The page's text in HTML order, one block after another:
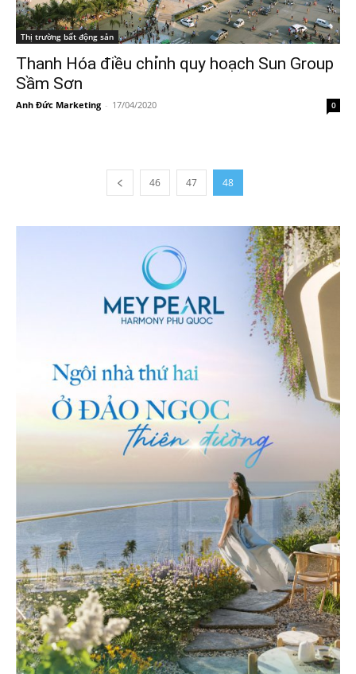
Thị trường bất động sản
Thanh Hóa điều chỉnh quy hoạch Sun Group
Sầm Sơn
Anh Đức Marketing - 17/04/2020 0
46 47 48